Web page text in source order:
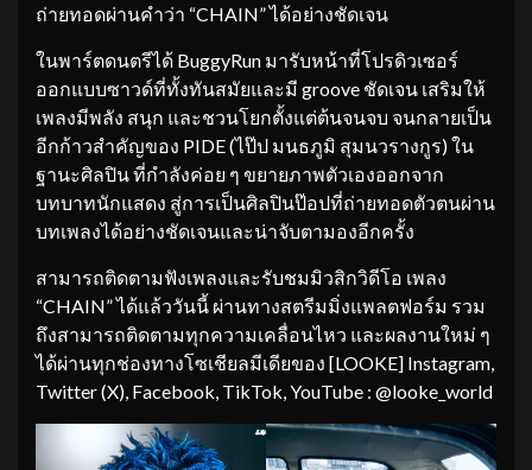
ถ่ายทอดผ่านคำว่า “CHAIN” ได้อย่างชัดเจน
ในพาร์ตดนตรีได้ BuggyRun มารับหน้าที่โปรดิวเซอร์
ออกแบบซาวด์ที่ทั้งทันสมัยและมี groove ชัดเจน เสริมให้
เพลงมีพลัง สนุก และชวนโยกตั้งแต่ต้นจนจบ จนกลายเป็น
อีกก้าวสำคัญของ PIDE (ไป๊ป มนธภูมิ สุมนวรางกูร) ใน
ฐานะศิลปิน ที่กำลังค่อย ๆ ขยายภาพตัวเองออกจาก
บทบาทนักแสดง สู่การเป็นศิลปินป๊อปที่ถ่ายทอดตัวตนผ่าน
บทเพลงได้อย่างชัดเจนและน่าจับตามองอีกครั้ง
สามารถติดตามฟังเพลงและรับชมมิวสิกวิดีโอ เพลง
“CHAIN” ได้แล้ววันนี้ ผ่านทางสตรีมมิ่งแพลตฟอร์ม รวม
ถึงสามารถติดตามทุกความเคลื่อนไหว และผลงานใหม่ ๆ
ได้ผ่านทุกช่องทางโซเชียลมีเดียของ [LOOKE] Instagram,
Twitter (X), Facebook, TikTok, YouTube : @looke_world